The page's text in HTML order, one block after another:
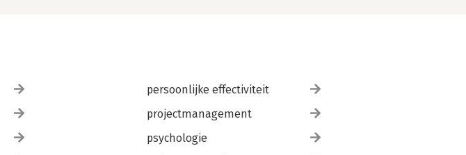
persoonlijke effectiviteit
projectmanagement
psychologie